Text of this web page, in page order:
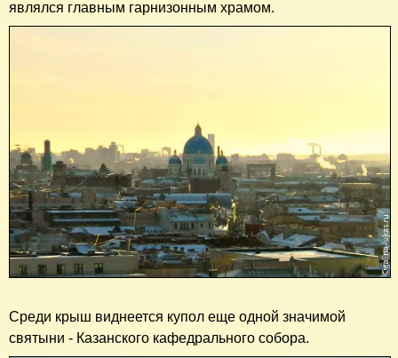
являлся главным гарнизонным храмом.
Среди крыш виднеется купол еще одной значимой
святыни - Казанского кафедрального собора.